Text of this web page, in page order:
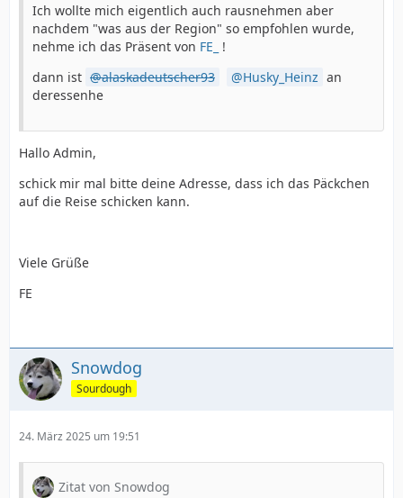
Ich wollte mich eigentlich auch rausnehmen aber
nachdem "was aus der Region" so empfohlen wurde,
nehme ich das Präsent von FE_
!
dann ist
alaskadeutscher93 Husky_Heinz an
deressenhe
Hallo Admin,
schick mir mal bitte deine Adresse, dass ich das Päckchen
auf die Reise schicken kann.
Viele Grüße
FE
Snowdog
Sourdough
24. März 2025 um 19:51
Zitat von Snowdog